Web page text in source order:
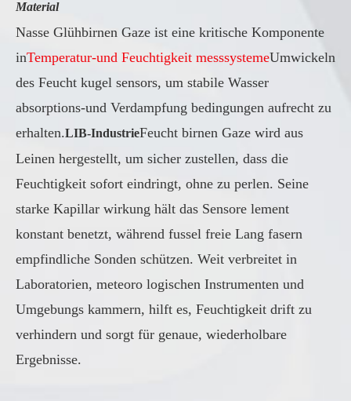
Material
Nasse Glühbirnen Gaze ist eine kritische Komponente
inTemperatur-und Feuchtigkeit messsystemeUmwickeln
des Feucht kugel sensors, um stabile Wasser
absorptions-und Verdampfung bedingungen aufrecht zu
erhalten.LIB-IndustrieFeucht birnen Gaze wird aus
Leinen hergestellt, um sicher zustellen, dass die
Feuchtigkeit sofort eindringt, ohne zu perlen. Seine
starke Kapillar wirkung hält das Sensore lement
konstant benetzt, während fussel freie Lang fasern
empfindliche Sonden schützen. Weit verbreitet in
Laboratorien, meteoro logischen Instrumenten und
Umgebungs kammern, hilft es, Feuchtigkeit drift zu
verhindern und sorgt für genaue, wiederholbare
Ergebnisse.